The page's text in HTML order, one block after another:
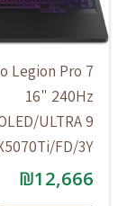
Legion Pro 7
16" 240Hz
ULTRA 9
FD/3Y
₪12,666